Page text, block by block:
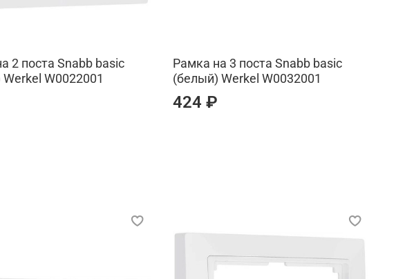
2 поста Snabb basic
W0022001
Рамка на 3 поста Snabb basic
(белый) Werkel W0032001
424 ₽